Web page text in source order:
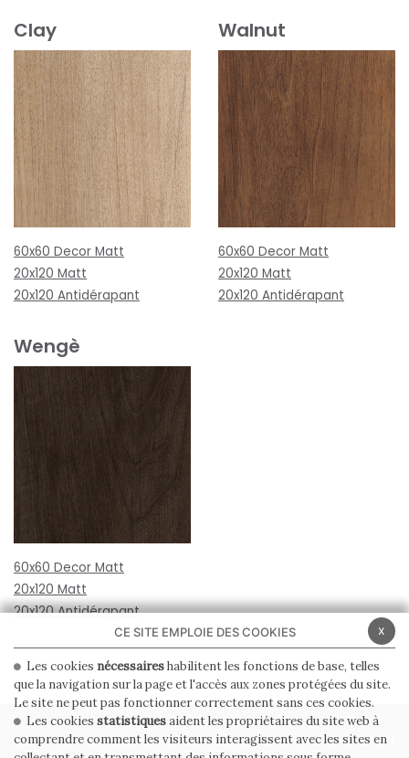
Clay
60x60 Decor Matt
20x120 Matt
20x120 Antidérapant
Walnut
60x60 Decor Matt
20x120 Matt
20x120 Antidérapant
Wengè
60x60 Decor Matt
20x120 Matt
20x120 Antidérapant
PRIVACY POLICY COOKIE POLICY
x
CE SITE EMPLOIE DES COOKIES
Les cookies nécessaireshabilitent les fonctions de base, telles
que la navigation sur la page et l'accès aux zones protégées du site.
Le site ne peut pas fonctionner correctement sans ces cookies.
Les cookies statistiquesaident les propriétaires du site web à
comprendre comment les visiteurs interagissent avec les sites en